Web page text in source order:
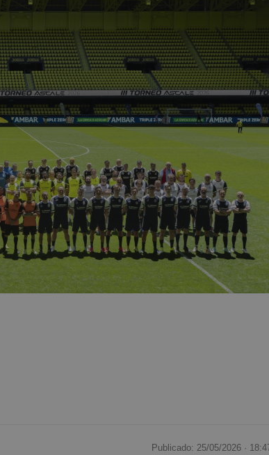
Publicado: 25/05/2026 ·